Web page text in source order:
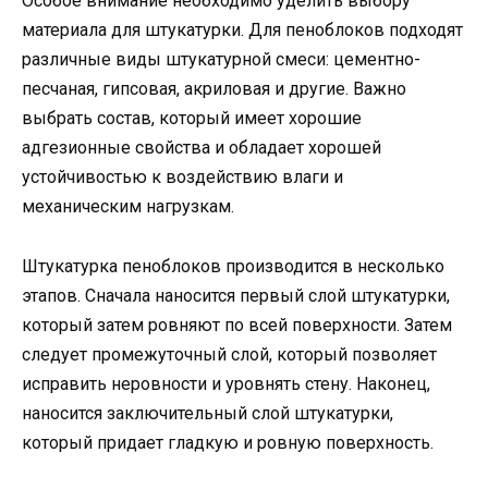
материала для штукатурки. Для пеноблоков подходят
различные виды штукатурной смеси: цементно-
песчаная, гипсовая, акриловая и другие. Важно
выбрать состав, который имеет хорошие
адгезионные свойства и обладает хорошей
устойчивостью к воздействию влаги и
механическим нагрузкам.
Штукатурка пеноблоков производится в несколько
этапов. Сначала наносится первый слой штукатурки,
который затем ровняют по всей поверхности. Затем
следует промежуточный слой, который позволяет
исправить неровности и уровнять стену. Наконец,
наносится заключительный слой штукатурки,
который придает гладкую и ровную поверхность.